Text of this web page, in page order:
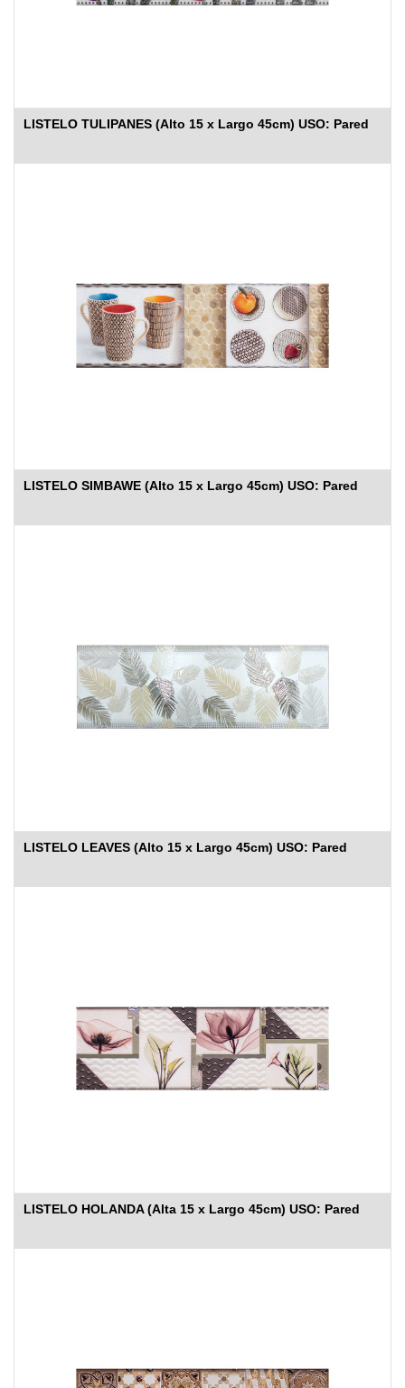
LISTELO TULIPANES (Alto 15 x Largo 45cm) USO: Pared
LISTELO SIMBAWE (Alto 15 x Largo 45cm) USO: Pared
LISTELO LEAVES (Alto 15 x Largo 45cm) USO: Pared
LISTELO HOLANDA (Alta 15 x Largo 45cm) USO: Pared